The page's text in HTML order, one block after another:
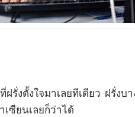
รั่งตั้งใจมาเลยทีเดียว ฝรั่ง
ซียนเลยก็ว่าได้